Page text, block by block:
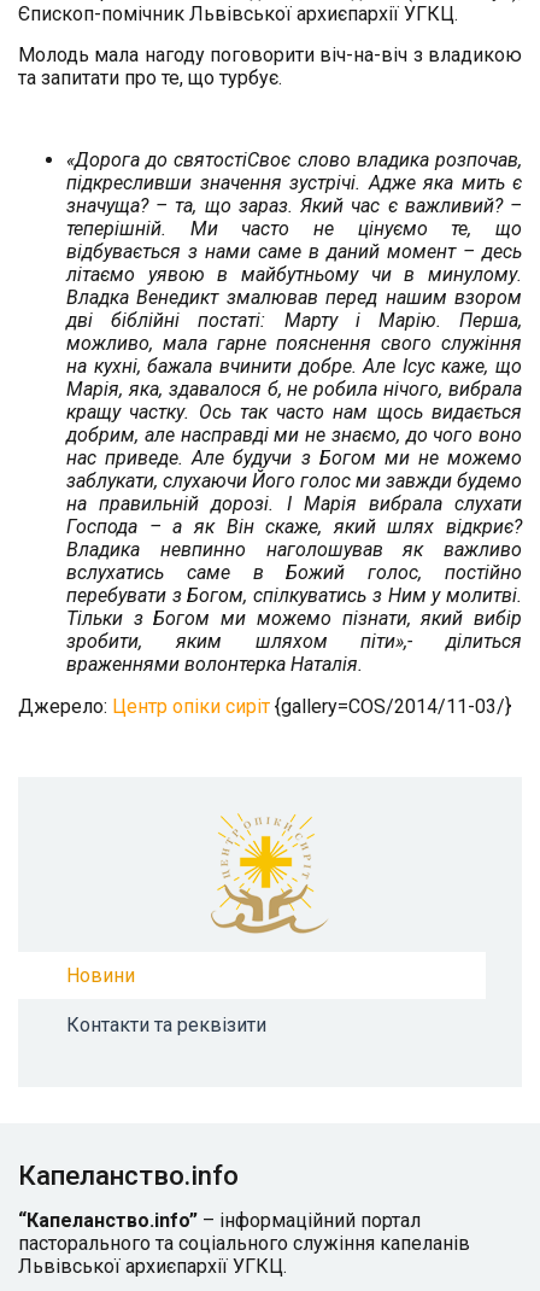
Єпископ-помічник Львівської архиєпархії УГКЦ.
Молодь мала нагоду поговорити віч-на-віч з владикою
та запитати про те, що турбує.
«Дорога до святостіСвоє слово владика розпочав,
підкресливши значення зустрічі. Адже яка мить є
значуща? – та, що зараз. Який час є важливий? –
теперішній. Ми часто не цінуємо те, що
відбувається з нами саме в даний момент – десь
літаємо уявою в майбутньому чи в минулому.
Владка Венедикт змалював перед нашим взором
дві біблійні постаті: Марту і Марію. Перша,
можливо, мала гарне пояснення свого служіння
на кухні, бажала вчинити добре. Але Ісус каже, що
Марія, яка, здавалося б, не робила нічого, вибрала
кращу частку. Ось так часто нам щось видається
добрим, але насправді ми не знаємо, до чого воно
нас приведе. Але будучи з Богом ми не можемо
заблукати, слухаючи Його голос ми завжди будемо
на правильній дорозі. І Марія вибрала слухати
Господа – а як Він скаже, який шлях відкриє?
Владика невпинно наголошував як важливо
вслухатись саме в Божий голос, постійно
перебувати з Богом, спілкуватись з Ним у молитві.
Тільки з Богом ми можемо пізнати, який вибір
зробити, яким шляхом піти»,- ділиться
враженнями волонтерка Наталія.
Джерело: Центр опіки сиріт {gallery=COS/2014/11-03/}
Новини
Контакти та реквізити
Капеланство.info
“Капеланство.info” – інформаційний портал
пасторального та соціального служіння капеланів
Львівської архиєпархії УГКЦ.